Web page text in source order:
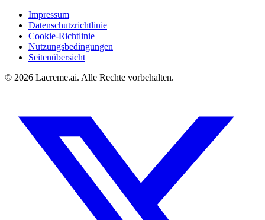
Impressum
Datenschutzrichtlinie
Cookie-Richtlinie
Nutzungsbedingungen
Seitenübersicht
© 2026 Lacreme.ai. Alle Rechte vorbehalten.